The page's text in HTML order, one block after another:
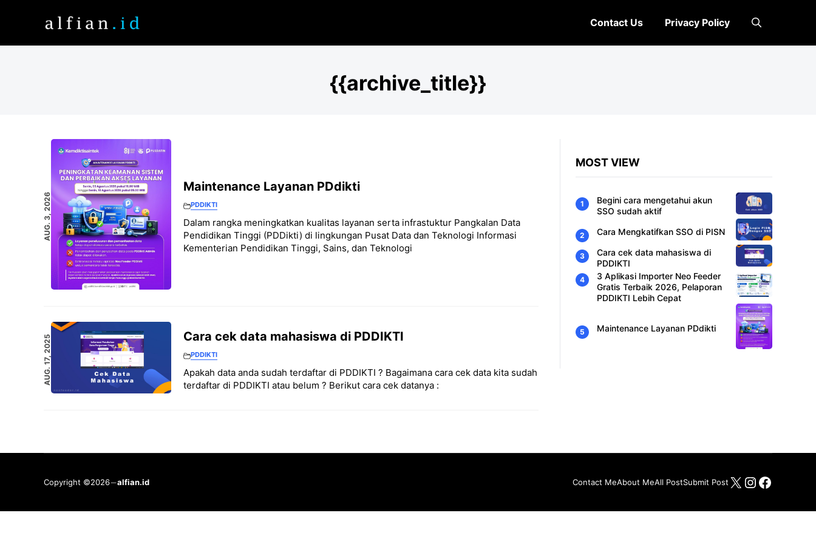
Contact Us Privacy Policy
{{archive_title}}
AUG. 3, 2026
Maintenance Layanan PDdikti
PDDIKTI
Dalam rangka meningkatkan kualitas layanan serta infrastuktur Pangkalan Data
Pendidikan Tinggi (PDDikti) di lingkungan Pusat Data dan Teknologi Informasi
Kementerian Pendidikan Tinggi, Sains, dan Teknologi
AUG. 17, 2025 Cara cek data mahasiswa di PDDIKTI
PDDIKTI
Apakah data anda sudah terdaftar di PDDIKTI ? Bagaimana cara cek data kita sudah
terdaftar di PDDIKTI atau belum ? Berikut cara cek datanya :
MOST VIEW
Begini cara mengetahui akun
SSO sudah aktif
Cara Mengkatifkan SSO di PISN
Cara cek data mahasiswa di
PDDIKTI
3 Aplikasi Importer Neo Feeder
Gratis Terbaik 2026, Pelaporan
PDDIKTI Lebih Cepat
Maintenance Layanan PDdikti
Copyright ©2026 alfian.id Contact MeAbout MeAll PostSubmit PostX Instagram